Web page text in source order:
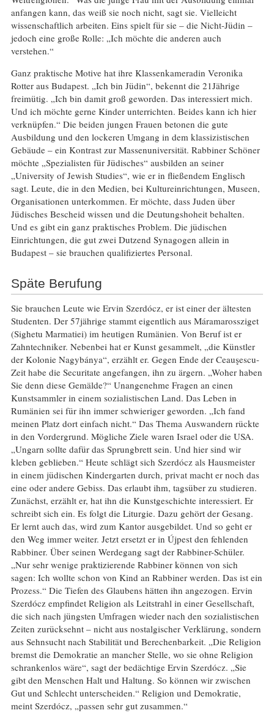
anfangen kann, das weiß sie noch nicht, sagt sie. Vielleicht
wissenschaftlich arbeiten. Eins spielt für sie – die Nicht-Jüdin –
jedoch eine große Rolle: „Ich möchte die anderen auch
verstehen.“
Ganz praktische Motive hat ihre Klassenkameradin Veronika
Rotter aus Budapest. „Ich bin Jüdin“, bekennt die 21Jährige
freimütig. „Ich bin damit groß geworden. Das interessiert mich.
Und ich möchte gerne Kinder unterrichten. Beides kann ich hier
verknüpfen.“ Die beiden jungen Frauen betonen die gute
Ausbildung und den lockeren Umgang in dem klassizistischen
Gebäude – ein Kontrast zur Massenuniversität. Rabbiner Schöner
möchte „Spezialisten für Jüdisches“ ausbilden an seiner
„University of Jewish Studies“, wie er in fließendem Englisch
sagt. Leute, die in den Medien, bei Kultureinrichtungen, Museen,
Organisationen unterkommen. Er möchte, dass Juden über
Jüdisches Bescheid wissen und die Deutungshoheit behalten.
Und es gibt ein ganz praktisches Problem. Die jüdischen
Einrichtungen, die gut zwei Dutzend Synagogen allein in
Budapest – sie brauchen qualifiziertes Personal.
Späte Berufung
Sie brauchen Leute wie Ervin Szerdócz, er ist einer der ältesten
Studenten. Der 57jährige stammt eigentlich aus Máramarossziget
(Sighetu Marmatiei) im heutigen Rumänien. Von Beruf ist er
Zahntechniker. Nebenbei hat er Kunst gesammelt, „die Künstler
der Kolonie Nagybánya“, erzählt er. Gegen Ende der Ceauşescu-
Zeit habe die Securitate angefangen, ihn zu ärgern. „Woher haben
Sie denn diese Gemälde?“ Unangenehme Fragen an einen
Kunstsammler in einem sozialistischen Land. Das Leben in
Rumänien sei für ihn immer schwieriger geworden. „Ich fand
meinen Platz dort einfach nicht.“ Das Thema Auswandern rückte
in den Vordergrund. Mögliche Ziele waren Israel oder die USA.
„Ungarn sollte dafür das Sprungbrett sein. Und hier sind wir
kleben geblieben.“ Heute schlägt sich Szerdócz als Hausmeister
in einem jüdischen Kindergarten durch, privat macht er noch das
eine oder andere Gebiss. Das erlaubt ihm, tagsüber zu studieren.
Zunächst, erzählt er, hat ihn die Kunstgeschichte interessiert. Er
schreibt sich ein. Es folgt die Liturgie. Dazu gehört der Gesang.
Er lernt auch das, wird zum Kantor ausgebildet. Und so geht er
den Weg immer weiter. Jetzt ersetzt er in Újpest den fehlenden
Rabbiner. Über seinen Werdegang sagt der Rabbiner-Schüler.
„Nur sehr wenige praktizierende Rabbiner können von sich
sagen: Ich wollte schon von Kind an Rabbiner werden. Das ist ein
Prozess.“ Die Tiefen des Glaubens hätten ihn angezogen. Ervin
Szerdócz empfindet Religion als Leitstrahl in einer Gesellschaft,
die sich nach jüngsten Umfragen wieder nach den sozialistischen
Zeiten zurücksehnt – nicht aus nostalgischer Verklärung, sondern
aus Sehnsucht nach Stabilität und Berechenbarkeit. „Die Religion
bremst die Demokratie an mancher Stelle, wo sie ohne Religion
schrankenlos wäre“, sagt der bedächtige Ervin Szerdócz. „Sie
gibt den Menschen Halt und Haltung. So können wir zwischen
Gut und Schlecht unterscheiden.“ Religion und Demokratie,
meint Szerdócz, „passen sehr gut zusammen.“